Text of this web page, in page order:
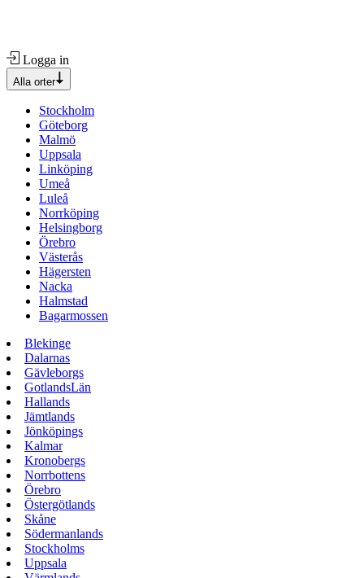
Logga in
Alla orter
Stockholm
Göteborg
Malmö
Uppsala
Linköping
Umeå
Luleå
Norrköping
Helsingborg
Örebro
Västerås
Hägersten
Nacka
Halmstad
Bagarmossen
Blekinge
Dalarnas
Gävleborgs
GotlandsLän
Hallands
Jämtlands
Jönköpings
Kalmar
Kronobergs
Norrbottens
Örebro
Östergötlands
Skåne
Södermanlands
Stockholms
Uppsala